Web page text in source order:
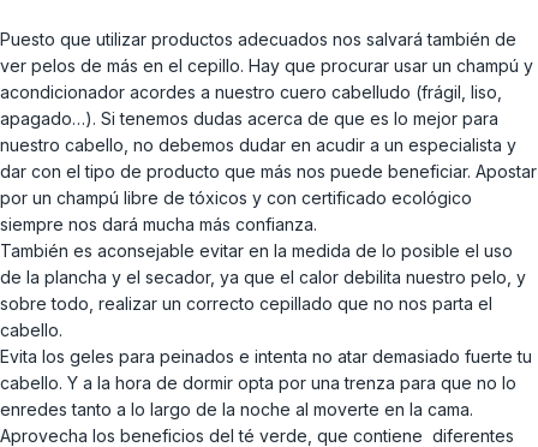
Puesto que utilizar productos adecuados nos salvará también de
ver pelos de más en el cepillo. Hay que procurar usar un champú y
acondicionador acordes a nuestro cuero cabelludo (frágil, liso,
apagado…). Si tenemos dudas acerca de que es lo mejor para
nuestro cabello, no debemos dudar en acudir a un especialista y
dar con el tipo de producto que más nos puede beneficiar. Apostar
por un champú libre de tóxicos y con certificado ecológico
siempre nos dará mucha más confianza.
También es aconsejable evitar en la medida de lo posible el uso
de la plancha y el secador, ya que el calor debilita nuestro pelo, y
sobre todo, realizar un correcto cepillado que no nos parta el
cabello.
Evita los geles para peinados e intenta no atar demasiado fuerte tu
cabello. Y a la hora de dormir opta por una trenza para que no lo
enredes tanto a lo largo de la noche al moverte en la cama.
Aprovecha los beneficios del té verde, que contiene diferentes